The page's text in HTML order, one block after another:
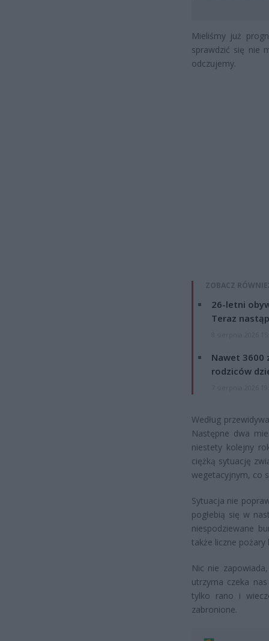
Mieliśmy już
sprawdzić się nie
odczujemy.
ZOBACZ
26-letni
Teraz
Nawet 3600
rodziców
Według
Następne dwa
niestety kolejny
ciężką sytuację
wegetacyjnym, co
Sytuacja nie
pogłebią się w
niespodziewane
także liczne pożary
Nic nie
utrzyma czeka
tylko rano i
zabronione.